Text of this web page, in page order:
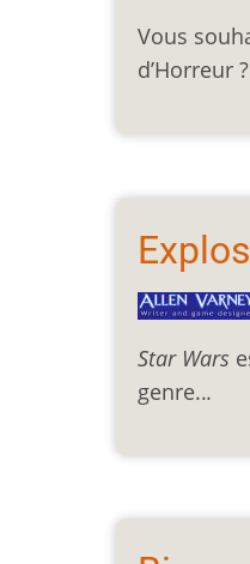
Vous
d’Horreur
Star Wars
genre...